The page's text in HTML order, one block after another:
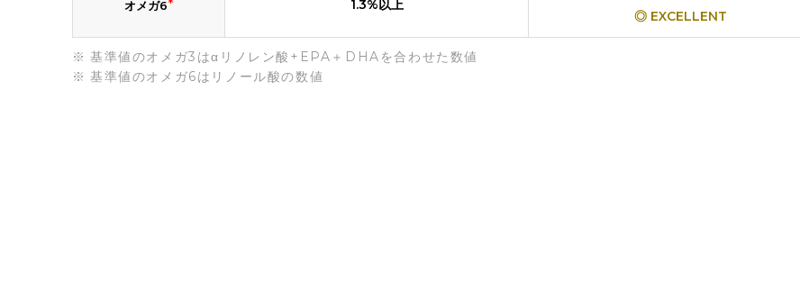
オメガ6* 1.3%以上
◎ EXCELLENT
基準値のオメガ3はαリノレン酸+EPA＋DHAを合わせた数値
基準値のオメガ6はリノール酸の数値